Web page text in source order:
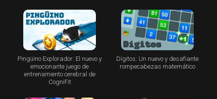
Pingüino Explorador: El nuevo y
emocionante juego de
entrenamiento cerebral de
CogniFit
Dígitos: Un nuevo y desafiante
rompecabezas matemático